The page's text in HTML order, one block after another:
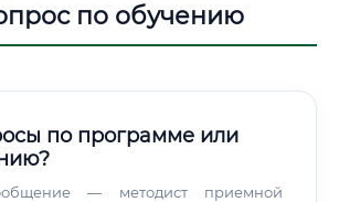
по обучению
по программе или
— методист приемной